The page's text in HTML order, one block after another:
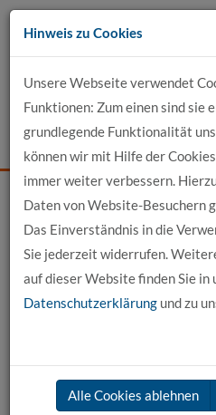
Zum
Inhalt
Events News
Startseite Für Bewerber
Architektur DUAL
Qualifikationsziele Architektur
Grundlagen
Hinweis zu Cookies
Unsere Webseite verwendet
Funktionen: Zum einen sind sie
grundlegende Funktionalität
können wir mit Hilfe der
immer weiter verbessern.
Daten von Website-Besuchern
Das Einverständnis in die
Sie jederzeit widerrufen.
auf dieser Website finden Sie in
Datenschutzerklärung und zu
Alle Cookies ablehnen